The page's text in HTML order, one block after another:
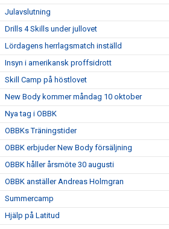
Julavslutning
Drills 4 Skills under jullovet
Lördagens herrlagsmatch inställd
Insyn i amerikansk proffsidrott
Skill Camp på höstlovet
New Body kommer måndag 10 oktober
Nya tag i OBBK
OBBKs Träningstider
OBBK erbjuder New Body försäljning
OBBK håller årsmöte 30 augusti
OBBK anställer Andreas Holmgran
Summercamp
Hjälp på Latitud